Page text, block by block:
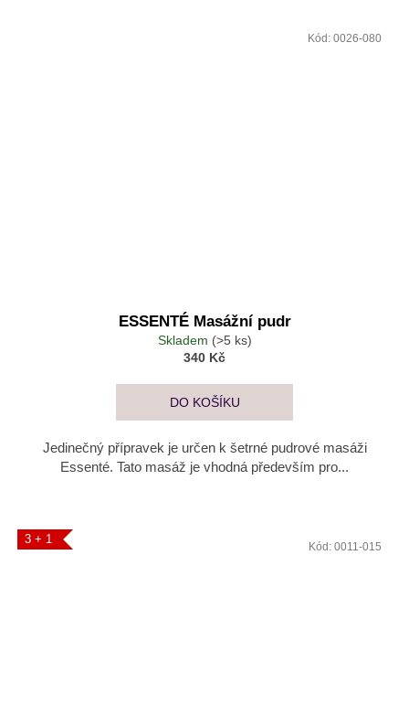
ESSENTÉ Masážní pudr
Skladem (>5 ks)
340 Kč
DO KOŠÍKU
Jedinečný přípravek je určen k šetrné pudrové masáži
Essenté. Tato masáž je vhodná především pro...
Kód: 0026-080
3 + 1
Kód: 0011-015